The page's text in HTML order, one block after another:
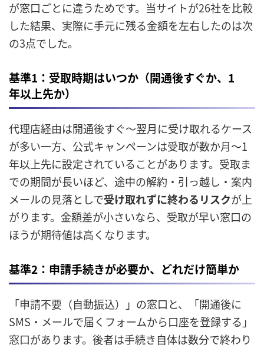
が窓口ごとに違うためです。当サイトが26社を比較
した結果、実際に手元に残る金額を左右したのは次
の3点でした。
基準1：受取時期はいつか（開通後すぐか、1
年以上先か）
代理店経由は開通後すぐ〜翌月に受け取れるケース
が多い一方、公式キャンペーンは受取が数か月〜1
年以上先に設定されていることがあります。受取ま
での期間が長いほど、途中の解約・引っ越し・案内
メールの見落としで受け取れずに終わるリスクが上
がります。金額差が小さいなら、受取が早い窓口の
ほうが期待値は高くなります。
基準2：申請手続きが必要か、どれだけ簡単か
「申請不要（自動振込）」の窓口と、「開通後に
SMS・メールで届くフォームから口座を登録する」
窓口があります。後者は手続き自体は数分で終わり